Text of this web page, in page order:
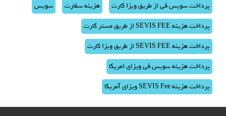
پرداخت سویس فی از طریق ویزا کارت
هزینه سفارت
سویس
پرداخت هزینه SEVIS FEE از طریق مستر کارت
پرداخت هزینه SEVIS FEE از طریق ویزا کارت
پرداخت هزینه سویس فی ویزای امریکا
پرداخت هزینه SEVIS Fee ویزای آمریکا